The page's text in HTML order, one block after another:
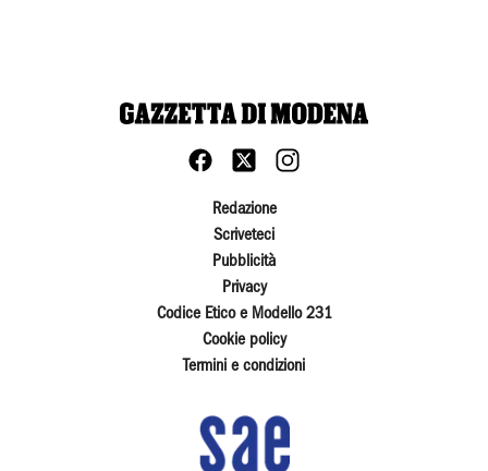
Redazione
Scriveteci
Pubblicità
Privacy
Codice Etico e Modello 231
Cookie policy
Termini e condizioni